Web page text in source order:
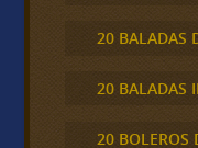
20 BALADAS
20 BALADAS
20 BOLEROS